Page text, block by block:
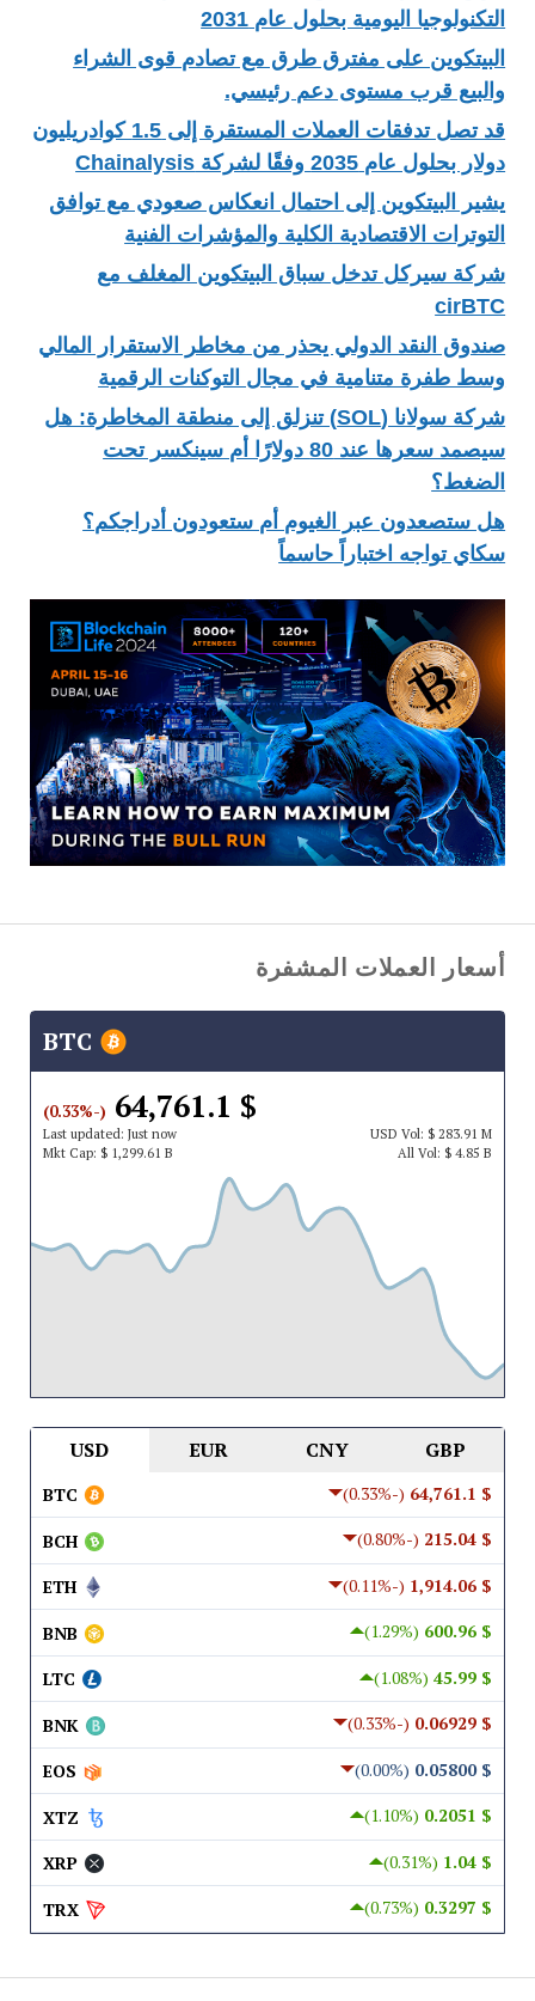
التكنولوجيا اليومية بحلول عام 2031
البيتكوين على مفترق طرق مع تصادم قوى الشراء
والبيع قرب مستوى دعم رئيسي.
قد تصل تدفقات العملات المستقرة إلى 1.5 كوادريليون
دولار بحلول عام 2035 وفقًا لشركة Chainalysis
يشير البيتكوين إلى احتمال انعكاس صعودي مع توافق
التوترات الاقتصادية الكلية والمؤشرات الفنية
شركة سيركل تدخل سباق البيتكوين المغلف مع
cirBTC
صندوق النقد الدولي يحذر من مخاطر الاستقرار المالي
وسط طفرة متنامية في مجال التوكنات الرقمية
شركة سولانا (SOL) تنزلق إلى منطقة المخاطرة: هل
سيصمد سعرها عند 80 دولارًا أم سينكسر تحت
الضغط؟
هل ستصعدون عبر الغيوم أم ستعودون أدراجكم؟
سكاي تواجه اختباراً حاسماً
أسعار العملات المشفرة
$ 64,761.1
(-0.33%)
Last updated: Just now USDVol: $ 283.91 M
Mkt Cap: $ 1,299.61 B All Vol: $ 4.85 B
USD EUR CNY GBP
$ 64,761.1
(-0.33%)
BTC
$ 215.04
(-0.80%)
BCH
$ 1,914.06
(-0.11%)
ETH
$ 600.96
(1.29%)
BNB
$ 45.99
(1.08%)
LTC
$ 0.06929
(-0.33%)
BNK
$ 0.05800
(0.00%)
EOS
$ 0.2051
(1.10%)
XTZ
$ 1.04
(0.31%)
XRP
$ 0.3297
(0.73%)
TRX